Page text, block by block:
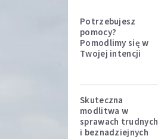
Potrzebujesz
pomocy?
Pomodlimy się w
Twojej intencji
Skuteczna
modlitwa w
sprawach trudnych
i beznadziejnych